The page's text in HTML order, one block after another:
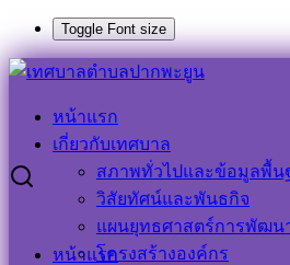
Toggle Font size
Skip
contentหน้าแรก
เกี่ยวกับเทศบาล
สภาพทั่วไปและข้อมูลพื้น
วิสัยทัศน์และพันธกิจ
แผนยุทธศาสตร์การพัฒน
โครงสร้างองค์กร
หน้าแรก
รายงานงบการเงิน ประจำปีงบประม
รายงานงบการเงิน ประ
พ.ศ.๒๕๖๘